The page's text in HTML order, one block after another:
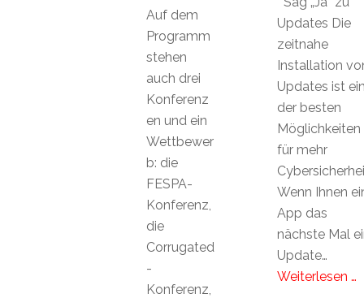
Updates Die
zeitnahe
Installation
Updates ist
der besten
Möglichkeiten
für mehr
Wenn Ihnen
App das
nächste Mal
Update…
Weiterlesen …
Auf dem
Programm
stehen
auch drei
Konferenz
en und ein
Wettbewer
b: die
FESPA-
Konferenz,
die
Corrugated
-
Konferenz,